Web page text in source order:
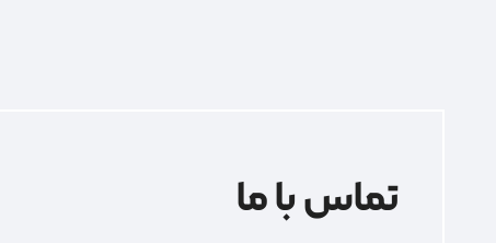
تماس با ما